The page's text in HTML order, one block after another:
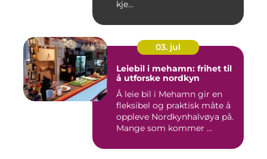
kje...
03. jul
Leiebil i mehamn: frihet til
å utforske nordkyn
Å leie bil i Mehamn gir en
fleksibel og praktisk måte å
oppleve Nordkynhalvøya på.
Mange som kommer ...